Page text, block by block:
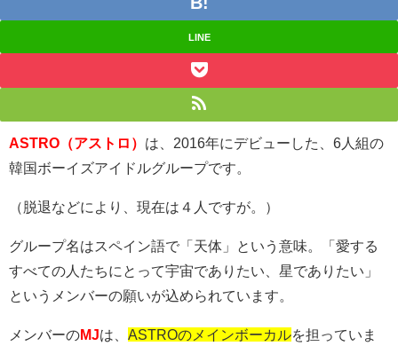
LINE
ASTRO（アストロ） は、2016年にデビューした、6人組の
韓国ボーイズアイドルグループです。
（脱退などにより、現在は４人ですが。）
グループ名はスペイン語で「天体」という意味。「愛する
すべての人たちにとって宇宙でありたい、星でありたい」
というメンバーの願いが込められています。
メンバーのMJは、 ASTROのメインボーカルを担っていま